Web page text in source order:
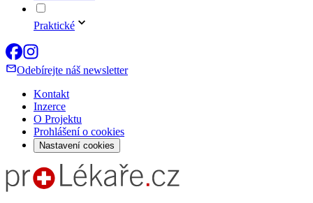
Praktické
Odebírejte náš newsletter
Kontakt
Inzerce
O Projektu
Prohlášení o cookies
Nastavení cookies